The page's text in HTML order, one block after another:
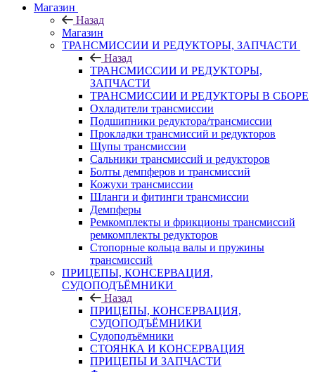
Магазин
Назад
Магазин
ТРАНСМИССИИ И РЕДУКТОРЫ, ЗАПЧАСТИ
Назад
ТРАНСМИССИИ И РЕДУКТОРЫ,
ЗАПЧАСТИ
ТРАНСМИССИИ И РЕДУКТОРЫ В СБОРЕ
Охладители трансмиссии
Подшипники редуктора/трансмиссии
Прокладки трансмиссий и редукторов
Щупы трансмиссии
Сальники трансмиссий и редукторов
Болты демпферов и трансмиссий
Кожухи трансмиссии
Шланги и фитинги трансмиссии
Демпферы
Ремкомплекты и фрикционы трансмиссий
ремкомплекты редукторов
Стопорные кольца валы и пружины
трансмиссий
ПРИЦЕПЫ, КОНСЕРВАЦИЯ,
СУДОПОДЪЁМНИКИ
Назад
ПРИЦЕПЫ, КОНСЕРВАЦИЯ,
СУДОПОДЪЁМНИКИ
Судоподъёмники
СТОЯНКА И КОНСЕРВАЦИЯ
ПРИЦЕПЫ И ЗАПЧАСТИ